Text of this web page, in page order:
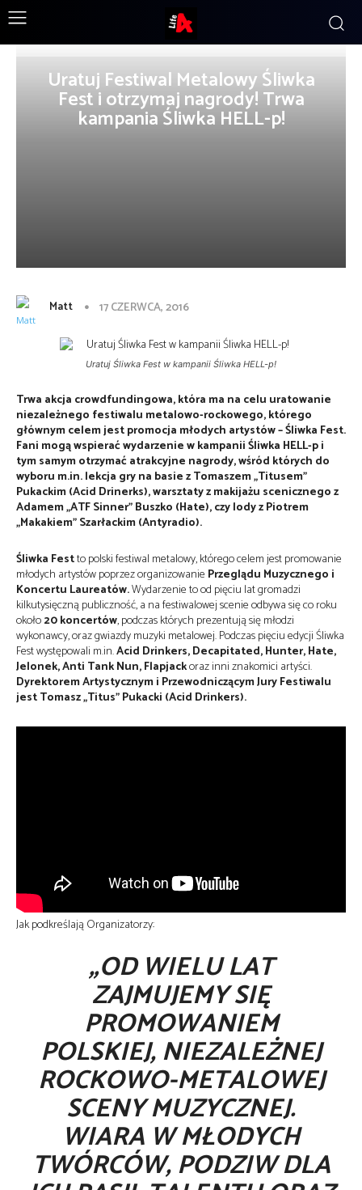
Uratuj Festiwal Metalowy Śliwka
Fest i otrzymaj nagrody! Trwa
kampania Śliwka HELL-p!
Matt 17 CZERWCA, 2016
Uratuj Śliwka Fest w kampanii Śliwka HELL-p!
Trwa akcja crowdfundingowa, która ma na celu uratowanie
niezależnego festiwalu metalowo-rockowego, którego
głównym celem jest promocja młodych artystów – Śliwka Fest.
Fani mogą wspierać wydarzenie w kampanii Śliwka HELL-p i
tym samym otrzymać atrakcyjne nagrody, wśród których do
wyboru m.in. lekcja gry na basie z Tomaszem „Titusem”
Pukackim (Acid Drinerks), warsztaty z makijażu scenicznego z
Adamem „ATF Sinner” Buszko (Hate), czy lody z Piotrem
„Makakiem” Szarłackim (Antyradio).
Śliwka Festto polski festiwal metalowy, którego celem jest promowanie
młodych artystów poprzez organizowanie Przeglądu Muzycznego i
Koncertu Laureatów.Wydarzenie to od pięciu lat gromadzi
kilkutysięczną publiczność, a na festiwalowej scenie odbywa się co roku
około20 koncertów, podczas których prezentują się młodzi
wykonawcy, oraz gwiazdy muzyki metalowej. Podczas pięciu edycji Śliwka
Fest występowali m.in.Acid Drinkers, Decapitated, Hunter, Hate,
Jelonek, Anti Tank Nun, Flapjackoraz inni znakomici artyści.
Dyrektorem Artystycznym i Przewodniczącym Jury Festiwalu
jest Tomasz „Titus” Pukacki (Acid Drinkers).
Jak podkreślają Organizatorzy:
„OD WIELU LAT
ZAJMUJEMY SIĘ
PROMOWANIEM
POLSKIEJ, NIEZALEŻNEJ
ROCKOWO-METALOWEJ
SCENY MUZYCZNEJ.
WIARA W MŁODYCH
TWÓRCÓW, PODZIW DLA